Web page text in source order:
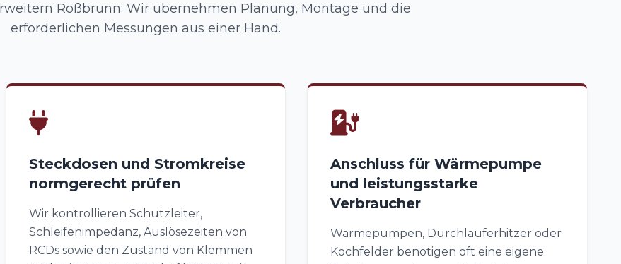
Roßbrunn: Wir übernehmen Planung, Montage und die
erforderlichen Messungen aus einer Hand.
Steckdosen und Stromkreise
normgerecht prüfen
Wir kontrollieren Schutzleiter,
Schleifenimpedanz, Auslösezeiten von
RCDs sowie den Zustand von Klemmen
Anschluss für Wärmepumpe
und leistungsstarke
Verbraucher
Wärmepumpen, Durchlauferhitzer oder
Kochfelder benötigen oft eine eigene